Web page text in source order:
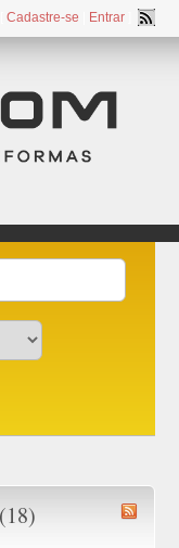
Cadastre-se Entrar]